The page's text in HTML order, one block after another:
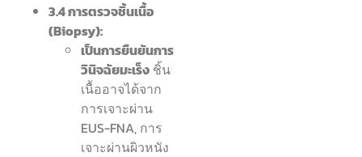
3.4 การตรวจชิ้นเนื้อ
(Biopsy):
เป็นการยืนยันการ
วินิจฉัยมะเร็ง ชิ้น
เนื้ออาจได้จาก
การเจาะผ่าน
EUS-FNA, การ
เจาะผ่านผิวหนัง